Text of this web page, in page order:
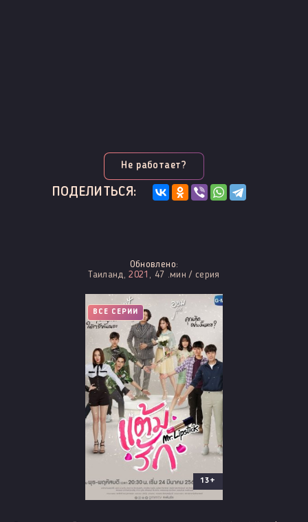
Не работает?
ПОДЕЛИТЬСЯ:
Обновлено:
Таиланд,2021 , 47 .мин / серия
ВСЕ СЕРИИ
13+